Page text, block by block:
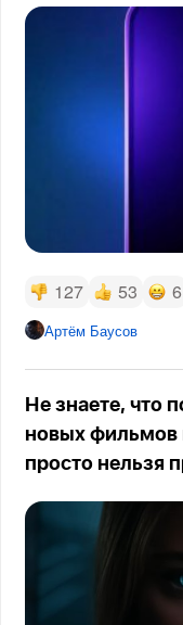
127 53 6
Артём Баусов
Не знаете, что
новых фильмов
просто нельзя